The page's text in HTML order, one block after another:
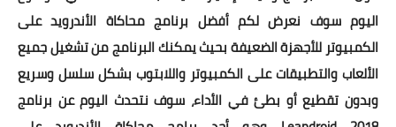
اليوم سوف نعرض لكمأفضل برنامج محاكاة الأندرويد على
الكمبيوتر للأجهزة الضعيفةبحيث يمكنك البرنامج منتشغيل جميع
الألعاب والتطبيقات على الكمبيوتر واللابتوب بشكل سلسل وسريع
وبدون تقطيع أو بطئ في الأداء، سوف نتحدث اليوم عن برنامج